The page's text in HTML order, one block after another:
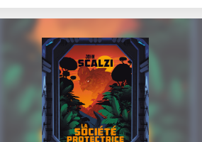
fiction passionnant, plein de références pop
culture et de dialogues qui claquent, qui
réussit à rendre l'existence des kaijus
scientifiquement crédible et démentielle à la
fois. Mathieu